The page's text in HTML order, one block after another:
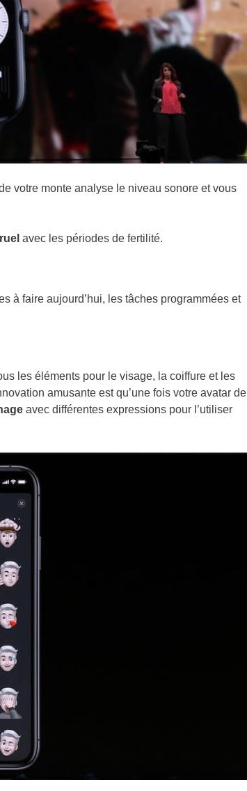
votre monte analyse le niveau sonore et vous
avec les périodes de fertilité.
à faire aujourd’hui, les tâches programmées et
les éléments pour le visage, la coiffure et les
amusante est qu’une fois votre avatar de
avec différentes expressions pour l’utiliser